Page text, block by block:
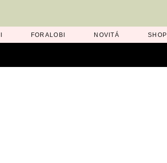
FORALOBI NOVITÁ SHOP